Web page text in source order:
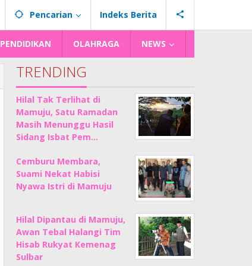
Pencarian Indeks Berita
PENDIDIKAN OLAHRAGA NEWS
TRENDING
Hilal Tak Terlihat di
Mamuju, Satu Ramadan
Masih Menunggu Hasil
Sidang Isbat Pem…
Cemburu Membara,
Suami Nekat Habisi
Nyawa Istri di Mamuju
Hilal Dipantau di Mamuju,
Awan Tebal Halangi Tim
Hisab Rukyat Kemenag
Sulbar